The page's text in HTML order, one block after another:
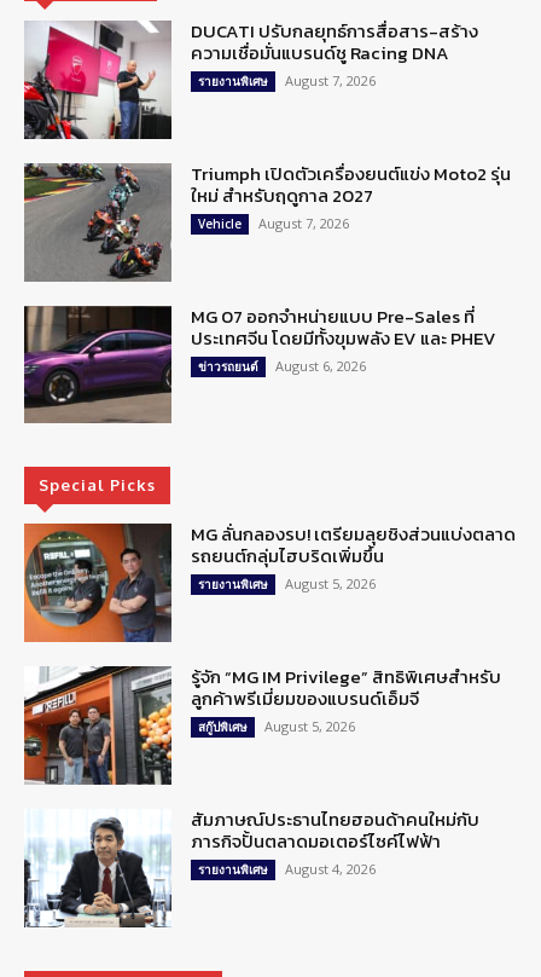
DUCATI ปรับกลยุทธ์การสื่อสาร-สร้าง
ความเชื่อมั่นแบรนด์ชู Racing DNA
รายงานพิเศษ August 7, 2026
Triumph เปิดตัวเครื่องยนต์แข่ง Moto2 รุ่น
ใหม่ สำหรับฤดูกาล 2027
Vehicle August 7, 2026
MG 07 ออกจำหน่ายแบบ Pre-Sales ที่
ประเทศจีน โดยมีทั้งขุมพลัง EV และ PHEV
ข่าวรถยนต์ August 6, 2026
Special Picks
MG ลั่นกลองรบ! เตรียมลุยชิงส่วนแบ่งตลาด
รถยนต์กลุ่มไฮบริดเพิ่มขึ้น
รายงานพิเศษ August 5, 2026
รู้จัก “MG IM Privilege” สิทธิพิเศษสำหรับ
ลูกค้าพรีเมี่ยมของแบรนด์เอ็มจี
สกู๊ปพิเศษ August 5, 2026
สัมภาษณ์ประธานไทยฮอนด้าคนใหม่กับ
ภารกิจปั้นตลาดมอเตอร์ไซค์ไฟฟ้า
รายงานพิเศษ August 4, 2026